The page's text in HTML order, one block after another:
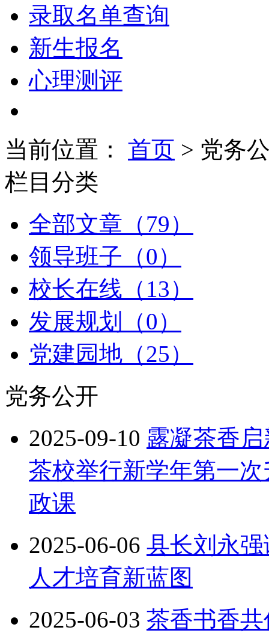
录取名单查询
新生报名
心理测评
当前位置： 首页 > 党务
栏目分类
全部文章（79）
领导班子（0）
校长在线（13）
发展规划（0）
党建园地（25）
党务公开
2025-09-10 露凝茶香
茶校举行新学年第一
政课
2025-06-06 县长刘永
人才培育新蓝图
2025-06-03 茶香书香